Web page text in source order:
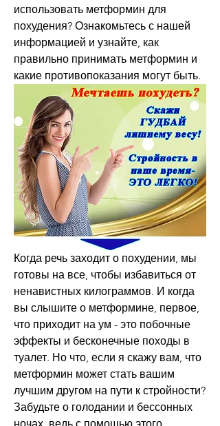
использовать метформин для
похудения? Ознакомьтесь с нашей
информацией и узнайте, как
правильно принимать метформин и
какие противопоказания могут быть.
Когда речь заходит о похудении, мы
готовы на все, чтобы избавиться от
ненавистных килограммов. И когда
вы слышите о метформине, первое,
что приходит на ум - это побочные
эффекты и бесконечные походы в
туалет. Но что, если я скажу вам, что
метформин может стать вашим
лучшим другом на пути к стройности?
Забудьте о голодании и бессонных